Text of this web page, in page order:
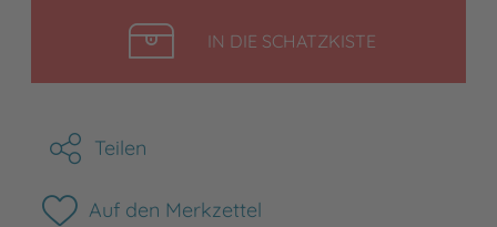
IN DIE SCHATZKISTELEGEN
Teilen
Auf den Merkzettel